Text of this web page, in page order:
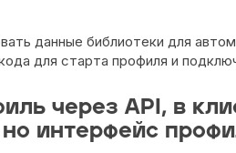
данные библиотеки для
для старта профиля и
через API, в
интерфейс